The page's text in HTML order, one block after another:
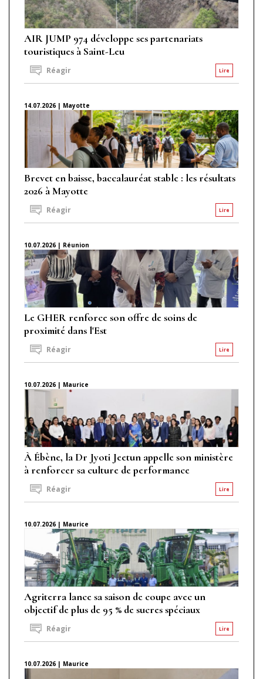
AIR JUMP 974 développe ses partenariats
touristiques à Saint-Leu
Lire
Réagir
14.07.2026 | Mayotte
Brevet en baisse, baccalauréat stable : les résultats
2026 à Mayotte
Lire
Réagir
10.07.2026 | Réunion
Le GHER renforce son offre de soins de
proximité dans l'Est
Lire
Réagir
10.07.2026 | Maurice
À Ébène, la Dr Jyoti Jeetun appelle son ministère
à renforcer sa culture de performance
Lire
Réagir
10.07.2026 | Maurice
Agriterra lance sa saison de coupe avec un
objectif de plus de 95 % de sucres spéciaux
Lire
Réagir
10.07.2026 | Maurice